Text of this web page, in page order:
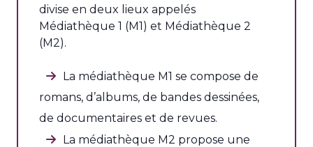
divise en deux lieux appelés
Médiathèque 1 (M1) et Médiathèque 2
(M2).
La médiathèque M1 se compose de
romans, d’albums, de bandes dessinées,
de documentaires et de revues.
La médiathèque M2 propose une